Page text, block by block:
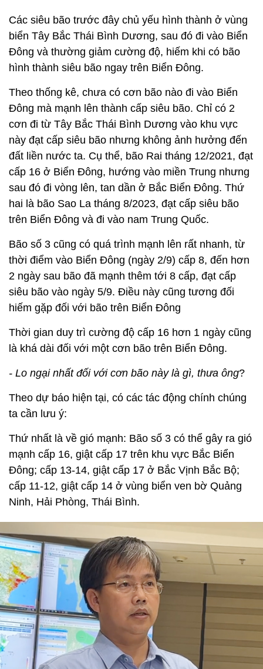
Các siêu bão trước đây chủ yếu hình thành ở vùng
biển Tây Bắc Thái Bình Dương, sau đó đi vào Biển
Đông và thường giảm cường độ, hiếm khi có bão
hình thành siêu bão ngay trên Biển Đông.
Theo thống kê, chưa có cơn bão nào đi vào Biển
Đông mà mạnh lên thành cấp siêu bão. Chỉ có 2
cơn đi từ Tây Bắc Thái Bình Dương vào khu vực
này đạt cấp siêu bão nhưng không ảnh hưởng đến
đất liền nước ta. Cụ thể, bão Rai tháng 12/2021, đạt
cấp 16 ở Biển Đông, hướng vào miền Trung nhưng
sau đó đi vòng lên, tan dần ở Bắc Biển Đông. Thứ
hai là bão Sao La tháng 8/2023, đạt cấp siêu bão
trên Biển Đông và đi vào nam Trung Quốc.
Bão số 3 cũng có quá trình mạnh lên rất nhanh, từ
thời điểm vào Biển Đông (ngày 2/9) cấp 8, đến hơn
2 ngày sau bão đã mạnh thêm tới 8 cấp, đạt cấp
siêu bão vào ngày 5/9. Điều này cũng tương đối
hiếm gặp đối với bão trên Biển Đông
Thời gian duy trì cường độ cấp 16 hơn 1 ngày cũng
là khá dài đối với một cơn bão trên Biển Đông.
- Lo ngại nhất đối với cơn bão này là gì, thưa ông?
Theo dự báo hiện tại, có các tác động chính chúng
ta cần lưu ý:
Thứ nhất là về gió mạnh: Bão số 3 có thể gây ra gió
mạnh cấp 16, giật cấp 17 trên khu vực Bắc Biển
Đông; cấp 13-14, giật cấp 17 ở Bắc Vịnh Bắc Bộ;
cấp 11-12, giật cấp 14 ở vùng biển ven bờ Quảng
Ninh, Hải Phòng, Thái Bình.